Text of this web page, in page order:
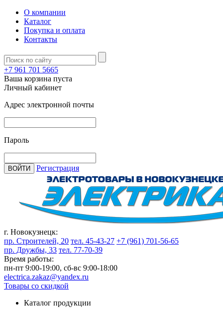
О компании
Каталог
Покупка и оплата
Контакты
+7 961 701 5665
Ваша корзина пуста
Личный кабинет
Адрес электронной почты
Пароль
ВОЙТИ Регистрация
г. Новокузнецк:
пр. Строителей, 20 тел. 45-43-27 +7 (961) 701-56-65
пр. Дружбы, 33 тел. 77-70-39
Время работы:
пн-пт 9:00-19:00, сб-вс 9:00-18:00
electrica.zakaz@yandex.ru
Товары со скидкой
Каталог продукции